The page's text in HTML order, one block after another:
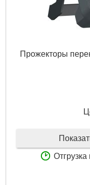
Прожекторы